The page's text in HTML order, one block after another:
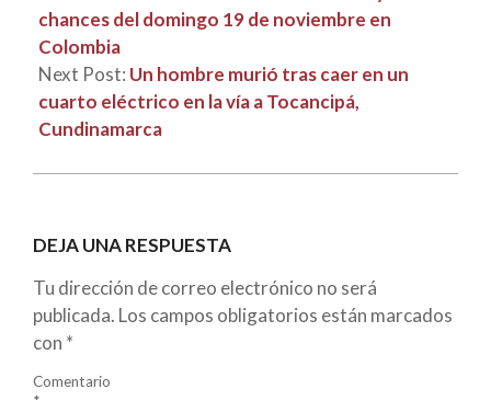
chances del domingo 19 de noviembre en
Colombia
Next Post: Un hombre murió tras caer en un
cuarto eléctrico en la vía a Tocancipá,
Cundinamarca
DEJA UNA RESPUESTA
Tu dirección de correo electrónico no será
publicada. Los campos obligatorios están marcados
con *
Comentario
*